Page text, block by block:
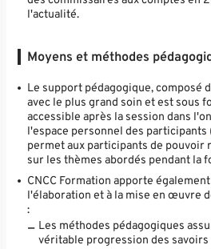
l'actualité.
Moyens et méthodes
Le support pédagogique, composé
avec le plus grand soin et est sous
accessible après la session dans
l'espace personnel des participants
permet aux participants de
sur les thèmes abordés pendant la
CNCC Formation apporte
l'élaboration et à la mise en œuvre
:
Les méthodes pédagogiques
véritable progression des